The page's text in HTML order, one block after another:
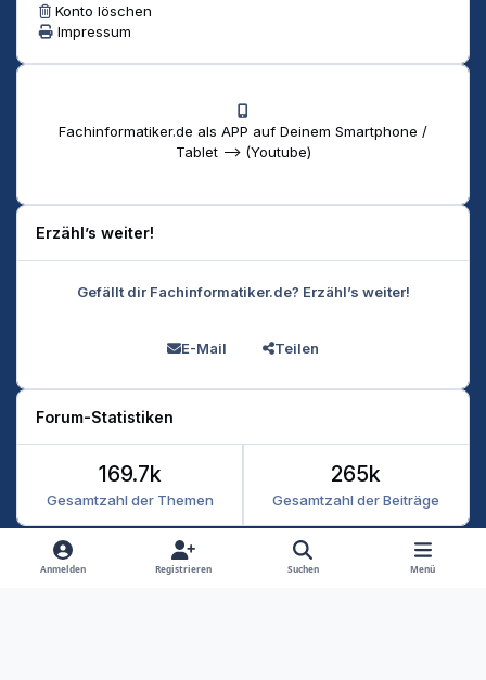
Konto löschen
Impressum
Fachinformatiker.de als APP auf Deinem Smartphone /
Tablet --> (Youtube)
Erzähl’s weiter!
Gefällt dir Fachinformatiker.de? Erzähl’s weiter!
E-Mail Teilen
Forum-Statistiken
Gesamtzahl der Themen
169.7k
Gesamtzahl der Beiträge
265k
Heller Modus
Dunkler Modus
Systemeinstellung
Anmelden Registrieren Suchen Menü